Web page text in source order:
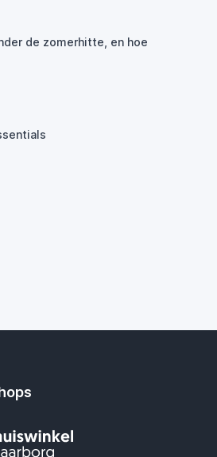
de zomerhitte, en hoe